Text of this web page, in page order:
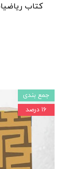
کتاب
جمع بندی
۱۶ درصد